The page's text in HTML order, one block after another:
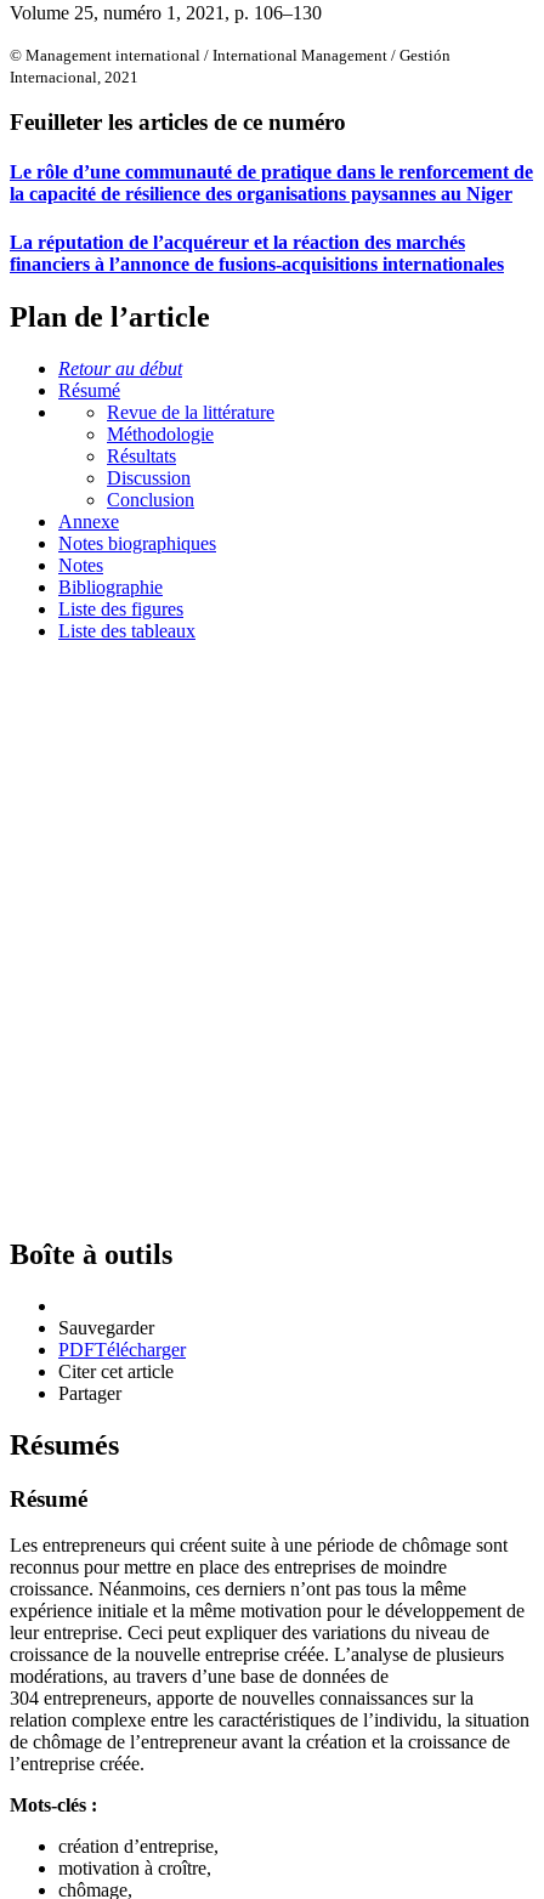
Volume 25, numéro 1, 2021 , p. 106–130
© Management international / International Management / Gestión
Internacional, 2021
Feuilleter les articles de ce numéro
Le rôle d’une communauté de pratique dans le renforcement de
la capacité de résilience des organisations paysannes au Niger
La réputation de l’acquéreur et la réaction des marchés
financiers à l’annonce de fusions-acquisitions internationales
Plan de l’article
Retour au début
Résumé
Revue de la littérature
Méthodologie
Résultats
Discussion
Conclusion
Annexe
Notes biographiques
Notes
Bibliographie
Liste des figures
Liste des tableaux
Boîte à outils
Sauvegarder
PDFTélécharger
Citer cet article
Partager
Résumés
Résumé
Les entrepreneurs qui créent suite à une période de chômage sont
reconnus pour mettre en place des entreprises de moindre
croissance. Néanmoins, ces derniers n’ont pas tous la même
expérience initiale et la même motivation pour le développement de
leur entreprise. Ceci peut expliquer des variations du niveau de
croissance de la nouvelle entreprise créée. L’analyse de plusieurs
modérations, au travers d’une base de données de
304 entrepreneurs, apporte de nouvelles connaissances sur la
relation complexe entre les caractéristiques de l’individu, la situation
de chômage de l’entrepreneur avant la création et la croissance de
l’entreprise créée.
Mots-clés :
création d’entreprise,
motivation à croître,
chômage,